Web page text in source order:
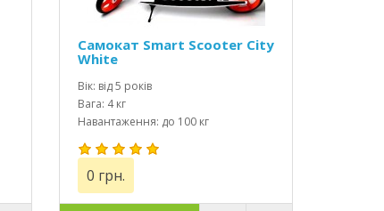
Самокат Smart Scooter City
White
Вік: від 5 років
Вага: 4 кг
Навантаження: до 100 кг
0 грн.